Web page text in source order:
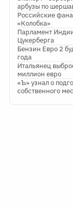
арбузы по
Российские
«Колобка»
Парламент
Цукерберга
Бензин Евро 2
года
Итальянец
миллион евро
«Ъ» узнал о
собственного